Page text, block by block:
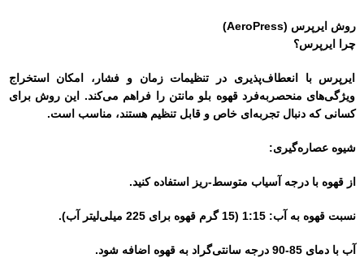
روش ایرپرس (AeroPress)
چرا ایرپرس؟
ایرپرس با انعطاف‌پذیری در تنظیمات زمان و فشار، امکان استخراج
ویژگی‌های منحصربه‌فرد قهوه بلو مانتن را فراهم می‌کند. این روش برای
کسانی که دنبال تجربه‌ای خاص و قابل تنظیم هستند، مناسب است.
شیوه عصاره‌گیری:
از قهوه با درجه آسیاب متوسط-ریز استفاده کنید.
نسبت قهوه به آب: 1:15 (15 گرم قهوه برای 225 میلی‌لیتر آب).
آب با دمای 85-90 درجه سانتی‌گراد به قهوه اضافه شود.